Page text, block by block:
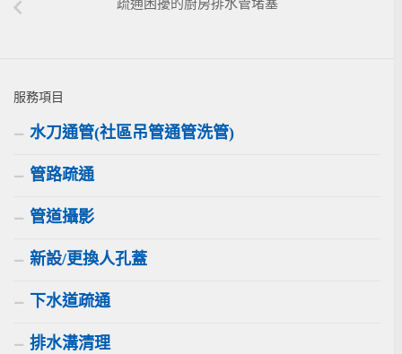
疏通困擾的廚房排水管堵塞
服務項目
水刀通管(社區吊管通管洗管)
管路疏通
管道攝影
新設/更換人孔蓋
下水道疏通
排水溝清理